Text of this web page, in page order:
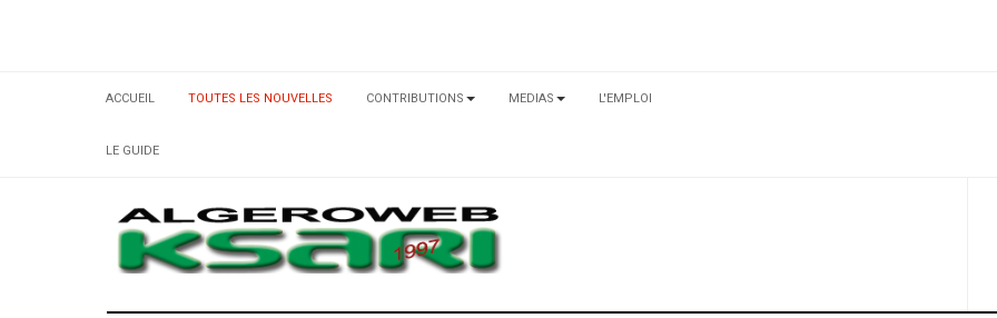
ACCUEIL TOUTES LES NOUVELLES CONTRIBUTIONS MEDIAS L'EMPLOI
LE GUIDE